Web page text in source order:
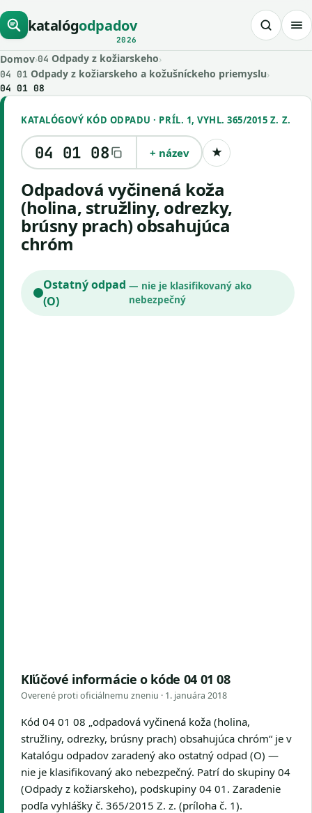
katalógodpadov
2026
Domov›04 Odpady z kožiarskeho›
04 01 Odpady z kožiarskeho a kožušníckeho priemyslu›
04 01 08
KATALÓGOVÝ KÓD ODPADU · PRÍL. 1, VYHL. 365/2015 Z. Z.
04 01 08 + název ★Uložiť kód
odpadová vyčinená koža
(holina, stružliny, odrezky,
brúsny prach) obsahujúca
chróm
Ostatný odpad
(O)
— nie je klasifikovaný ako
nebezpečný
Kľúčové informácie o kóde 04 01 08
Overené proti oficiálnemu zneniu · 1. januára 2018
Kód 04 01 08 „odpadová vyčinená koža (holina,
stružliny, odrezky, brúsny prach) obsahujúca chróm“ je v
Katalógu odpadov zaradený ako ostatný odpad (O) —
nie je klasifikovaný ako nebezpečný. Patrí do skupiny 04
(Odpady z kožiarskeho), podskupiny 04 01. Zaradenie
podľa vyhlášky č. 365/2015 Z. z. (príloha č. 1).